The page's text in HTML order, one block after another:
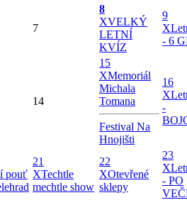
7
8
XVELKÝ
LETNÍ
KVÍZ
9
X
- 6
14
15
XMemoriál
Michala
Tomana
Festival Na
Hnojišti
16
X
-
pouť
21
XTechtle
mechtle show
22
XOtevřené
sklepy
23
X
- PO